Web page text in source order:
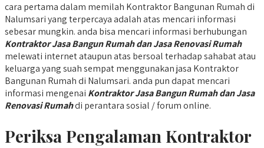
cara pertama dalam memilah Kontraktor Bangunan Rumah di
Nalumsari yang terpercaya adalah atas mencari informasi
sebesar mungkin. anda bisa mencari informasi berhubungan
Kontraktor Jasa Bangun Rumah dan Jasa Renovasi Rumah
melewati internet ataupun atas bersoal terhadap sahabat atau
keluarga yang suah sempat menggunakan jasa Kontraktor
Bangunan Rumah di Nalumsari. anda pun dapat mencari
informasi mengenai Kontraktor Jasa Bangun Rumah dan Jasa
Renovasi Rumahdi perantara sosial / forum online.
Periksa Pengalaman Kontraktor